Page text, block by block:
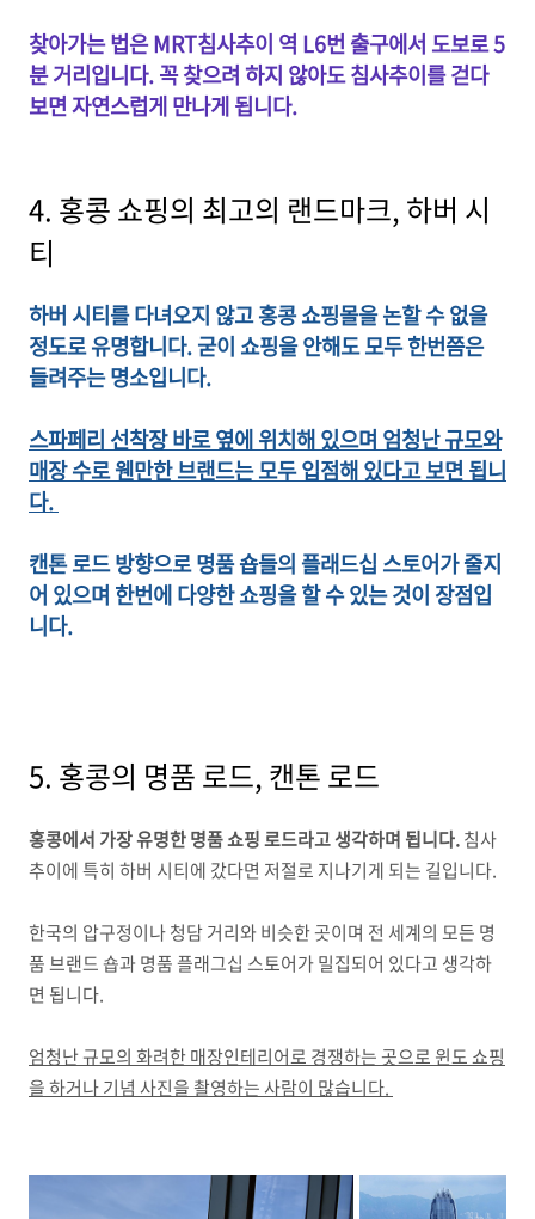
찾아가는 법은 MRT침사추이 역 L6번 출구에서 도보로 5
분 거리입니다. 꼭 찾으려 하지 않아도 침사추이를 걷다
보면 자연스럽게 만나게 됩니다.
4. 홍콩 쇼핑의 최고의 랜드마크, 하버 시
티
하버 시티를 다녀오지 않고 홍콩 쇼핑몰을 논할 수 없을
정도로 유명합니다. 굳이 쇼핑을 안해도 모두 한번쯤은
들려주는 명소입니다.
스파페리 선착장 바로 옆에 위치해 있으며 엄청난 규모와
매장 수로 웬만한 브랜드는 모두 입점해 있다고 보면 됩니
다.
캔톤 로드 방향으로 명품 숍들의 플래드십 스토어가 줄지
어 있으며 한번에 다양한 쇼핑을 할 수 있는 것이 장점입
니다.
5. 홍콩의 명품 로드, 캔톤 로드
홍콩에서 가장 유명한 명품 쇼핑 로드라고 생각하며 됩니다.침사
추이에 특히 하버 시티에 갔다면 저절로 지나기게 되는 길입니다.
한국의 압구정이나 청담 거리와 비슷한 곳이며 전 세계의 모든 명
품 브랜드 숍과 명품 플래그십 스토어가 밀집되어 있다고 생각하
면 됩니다.
엄청난 규모의 화려한 매장인테리어로 경쟁하는 곳으로 윈도 쇼핑
을 하거나 기념 사진을 촬영하는 사람이 많습니다.